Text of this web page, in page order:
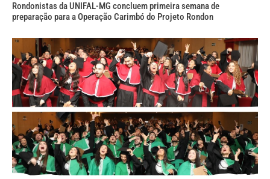
Rondonistas da UNIFAL-MG concluem primeira semana de
preparação para a Operação Carimbó do Projeto Rondon